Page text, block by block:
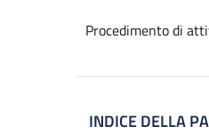
Procedimento di
INDICE DELLA